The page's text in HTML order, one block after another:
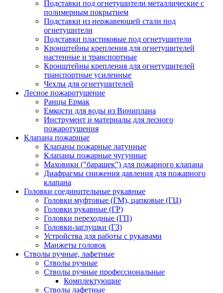
Подставки под огнетушители металлические с
полимерным покрытием
Подставки из нержавеющей стали под
огнетушители
Подставки пластиковые под огнетушители
Кронштейны крепления для огнетушителей
настенные и транспортные
Кронштейны крепления для огнетушителей
транспортные усиленные
Чехлы для огнетушителей
Лесное пожаротушение
Ранцы Ермак
Емкости для воды из Виниплана
Инструмент и материалы для лесного
пожаротушения
Клапана пожарные
Клапаны пожарные латунные
Клапаны пожарные чугунные
Маховики ("барашек") для пожарного клапана
Диафрагмы снижения давления для пожарного
клапана
Головки соединительные рукавные
Головки муфтовые (ГМ), цапковые (ГЦ)
Головки рукавные (ГР)
Головки переходные (ГП)
Головки-заглушки (ГЗ)
Устройства для работы с рукавами
Манжеты головок
Стволы ручные, лафетные
Стволы ручные
Стволы ручные профессиональные
Комплектующие
Стволы лафетные